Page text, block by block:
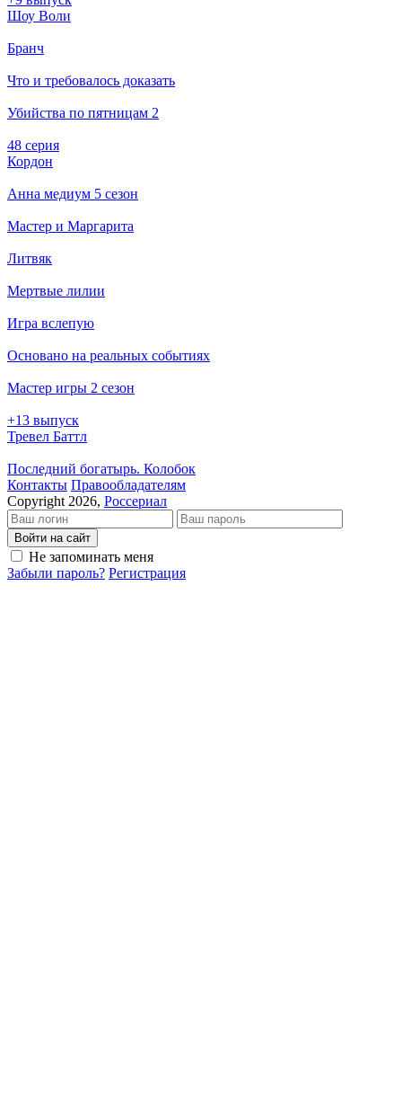
Шоу Воли
Бранч
Что и требовалось доказать
Убийства по пятницам 2
48 серия
Кордон
Анна медиум 5 сезон
Мастер и Маргарита
Литвяк
Мертвые лилии
Игра вслепую
Основано на реальных событиях
Мастер игры 2 сезон
+13 выпуск
Тревел Баттл
Последний богатырь. Колобок
Кон­так­ты Пра­во­об­ла­да­те­лям
Copyright 2026, Россериал
Войти на сайт
Не запоминать меня
Забыли пароль? Регистрация